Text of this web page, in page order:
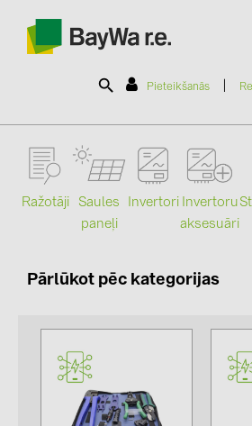
Pieteikšanās
SOLAR-PLANIT
Informācija
Katalogi
Ražotāji
Saules
paneļi
Invertori Invertoru
aksesuāri
Pārlūkot pēc kategorijas